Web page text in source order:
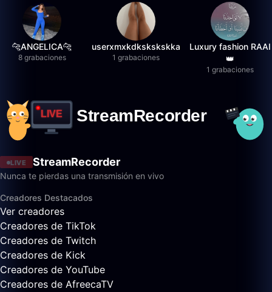
🐆ANGELICA🐆
8 grabaciones
userxmxkdkskskskka
1 grabaciones
Luxury fashion RAAI
👑
1 grabaciones
LIVE StreamRecorder
Nunca te pierdas una transmisión en vivo
Creadores Destacados
Ver creadores
Creadores de TikTok
Creadores de Twitch
Creadores de Kick
Creadores de YouTube
Creadores de AfreecaTV